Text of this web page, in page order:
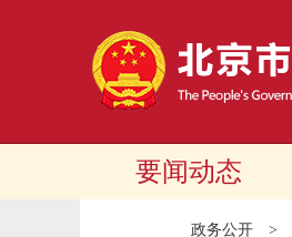
要闻动态
政务公开 >